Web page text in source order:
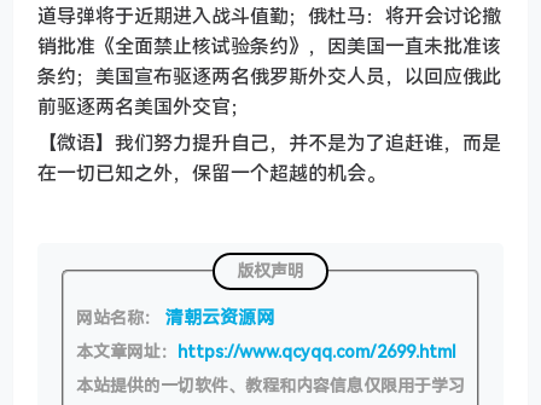
道导弹将于近期进入战斗值勤；俄杜马：将开会讨论撤
销批准《全面禁止核试验条约》，因美国一直未批准该
条约；美国宣布驱逐两名俄罗斯外交人员，以回应俄此
前驱逐两名美国外交官；
【微语】我们努力提升自己，并不是为了追赶谁，而是
在一切已知之外，保留一个超越的机会。
版权声明
网站名称： 清朝云资源网
本文章网址： https://www.qcyqq.com/2699.html
本站提供的一切软件、教程和内容信息仅限用于学习